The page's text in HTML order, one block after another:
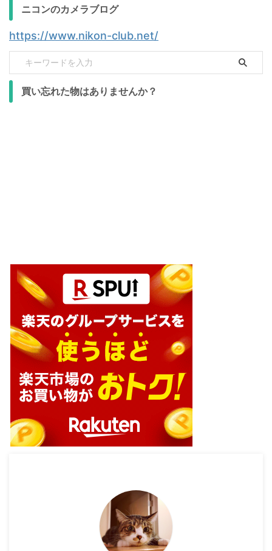
ニコンのカメラブログ
https://www.nikon-club.net/
買い忘れた物はありませんか？